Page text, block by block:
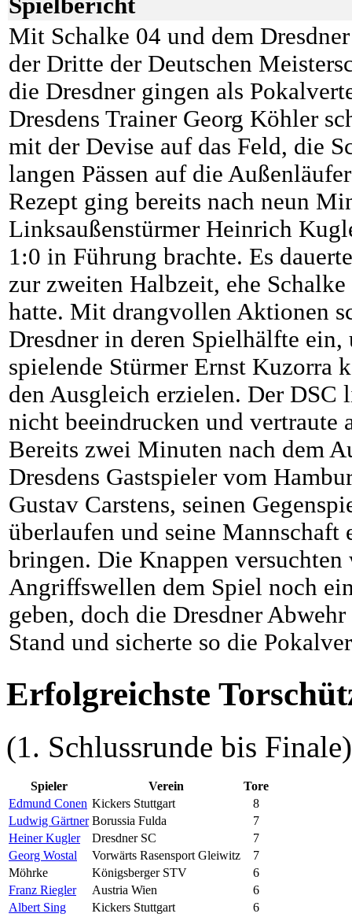
Spielbericht
Mit Schalke 04 und dem
der Dritte der Deutschen
die Dresdner gingen als
Dresdens Trainer Georg Köhler
mit der Devise auf das Feld, die
langen Pässen auf die
Rezept ging bereits nach neun
Linksaußenstürmer Heinrich
1:0 in Führung brachte. Es
zur zweiten Halbzeit, ehe
hatte. Mit drangvollen Aktionen
Dresdner in deren Spielhälfte
spielende Stürmer Ernst Kuzorra
den Ausgleich erzielen. Der DSC
nicht beeindrucken und vertraute
Bereits zwei Minuten nach dem
Dresdens Gastspieler vom
Gustav Carstens, seinen
überlaufen und seine Mannschaft
bringen. Die Knappen
Angriffswellen dem Spiel noch
geben, doch die Dresdner
Stand und sicherte so die
Erfolgreichste
(1. Schlussrunde bis Finale)
Spieler Verein
Tore
Edmund Conen Kickers Stuttgart
8
Ludwig Gärtner Borussia Fulda
7
Heiner Kugler
Dresdner SC
7
Georg Wostal
Vorwärts Rasensport Gleiwitz
7
Möhrke
Königsberger STV
6
Franz Riegler
Austria Wien
6
Albert Sing
Kickers Stuttgart 6